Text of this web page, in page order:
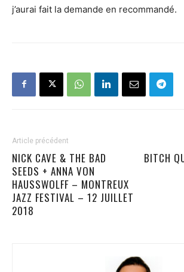
j’aurai fait la demande en recommandé.
Article précédent
NICK CAVE & THE BAD
SEEDS + ANNA VON
HAUSSWOLFF – MONTREUX
JAZZ FESTIVAL – 12 JUILLET
2018
BITCH